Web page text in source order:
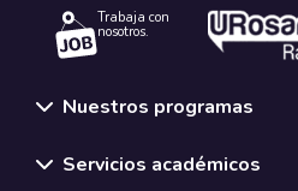
Trabaja con
nosotros.
Nuestros programas
Servicios académicos